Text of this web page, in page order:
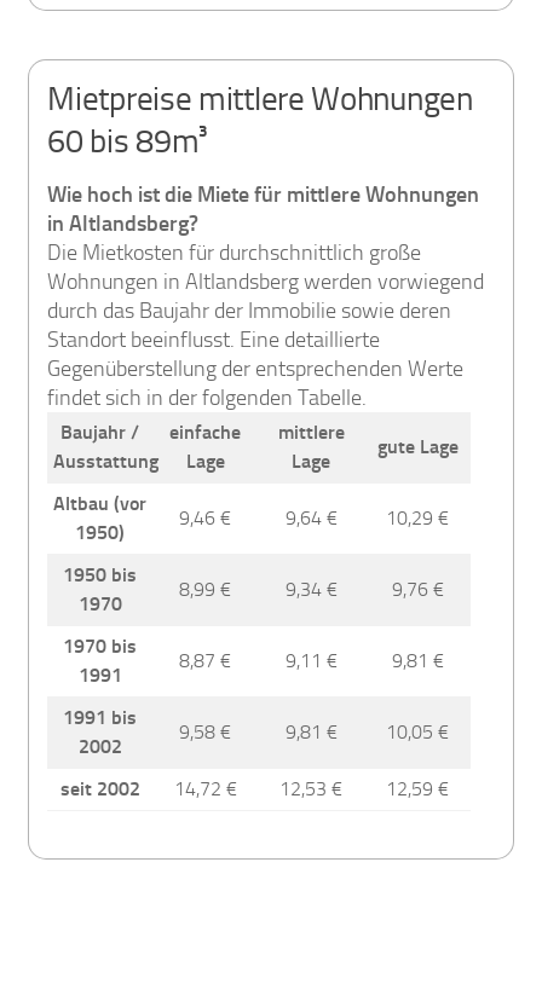
Mietpreise mittlere Wohnungen
60 bis 89m³
Wie hoch ist die Miete für mittlere Wohnungen
in Altlandsberg?
Die Mietkosten für durchschnittlich große
Wohnungen in Altlandsberg werden vorwiegend
durch das Baujahr der Immobilie sowie deren
Standort beeinflusst. Eine detaillierte
Gegenüberstellung der entsprechenden Werte
findet sich in der folgenden Tabelle.
Baujahr /
Ausstattung
einfache
Lage
mittlere
Lage
gute Lage
Altbau (vor
1950)
9,46 € 9,64 € 10,29 €
1950 bis
1970
8,99 € 9,34 € 9,76 €
1970 bis
1991
8,87 € 9,11 € 9,81 €
1991 bis
2002
9,58 € 9,81 € 10,05 €
seit 2002 14,72 € 12,53 € 12,59 €